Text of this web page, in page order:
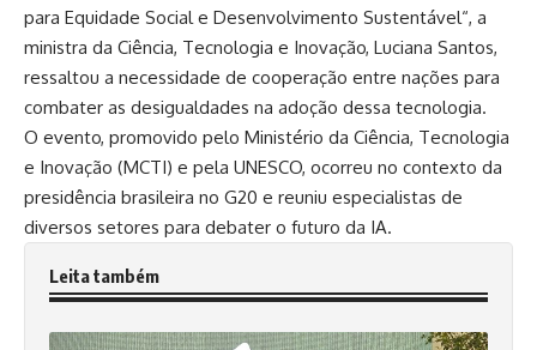
para Equidade Social e Desenvolvimento Sustentável“, a
ministra da Ciência, Tecnologia e Inovação, Luciana Santos,
ressaltou a necessidade de cooperação entre nações para
combater as desigualdades na adoção dessa tecnologia.
O evento, promovido pelo Ministério da Ciência, Tecnologia
e Inovação (MCTI) e pela UNESCO, ocorreu no contexto da
presidência brasileira no G20 e reuniu especialistas de
diversos setores para debater o futuro da IA.
Leita também